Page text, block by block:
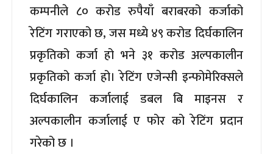
कम्पनीले ८० करोड रुपैयाँ बराबरको कर्जाको
रेटिंग गराएको छ, जस मध्ये ४९ करोड दिर्घकालिन
प्रकृतिको कर्जा हो भने ३१ करोड अल्पकालीन
प्रकृतिको कर्जा हो। रेटिंग एजेन्सी इन्फोमेरिक्सले
दिर्घकालिन कर्जालाई डबल बि माइनस र
अल्पकालीन कर्जालाई ए फोर को रेटिंग प्रदान
गरेको छ ।